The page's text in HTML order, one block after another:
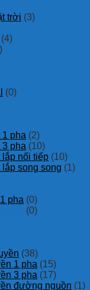
trời (3)
(4)
(0)
1 pha (2)
3 pha (10)
lắp nối tiếp (10)
song song (1)
pha (0)
(0)
(38)
1 pha (15)
3 pha (17)
đường nguồn (1)